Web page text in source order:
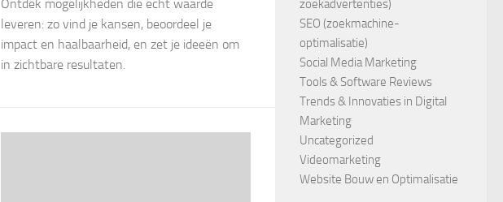
Ontdek mogelijkheden die echt waarde
leveren: zo vind je kansen, beoordeel je
impact en haalbaarheid, en zet je ideeën om
in zichtbare resultaten.
zoekadvertenties)
SEO (zoekmachine-
optimalisatie)
Social Media Marketing
Tools & Software Reviews
Trends & Innovaties in Digital
Marketing
Uncategorized
Videomarketing
Website Bouw en Optimalisatie